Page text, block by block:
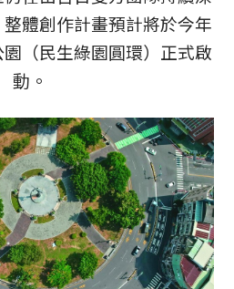
體創作計畫預計將於今年
（民生綠園圓環）正式啟
動。